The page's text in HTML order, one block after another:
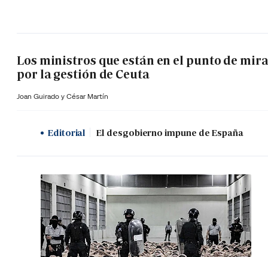
Los ministros que están en el punto de mira
por la gestión de Ceuta
Joan Guirado y César Martín
Editorial El desgobierno impune de España